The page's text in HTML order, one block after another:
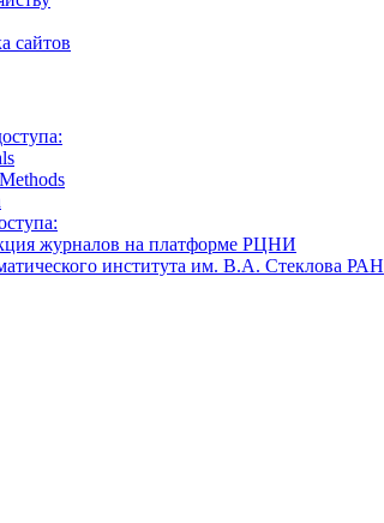
сайтов
журналов на платформе РЦНИ
института им. В.А. Стеклова РАН